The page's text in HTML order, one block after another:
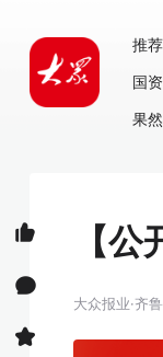
推荐
国资
果
【
大众报业·齐